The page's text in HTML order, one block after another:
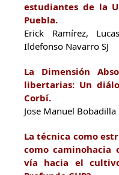
estudiantes de la
Puebla.
Erick Ramírez,
Ildefonso Navarro SJ
La Dimensión
libertarias: Un
Corbí.
Jose Manuel Bobadilla
La técnica como
como caminohacia
vía hacia el